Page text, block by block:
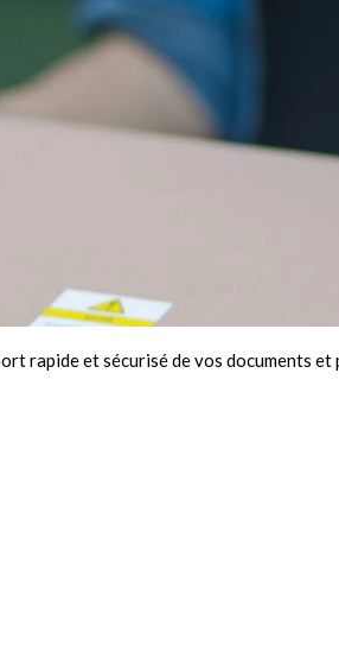
rapide et sécurisé de vos documents